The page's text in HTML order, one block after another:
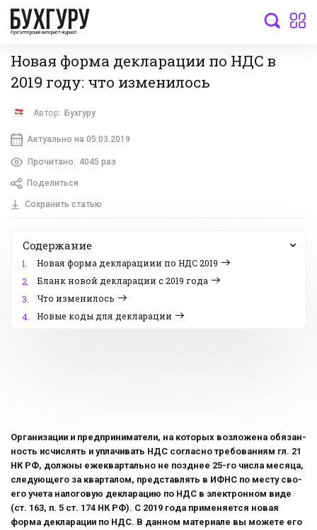
бухгалтерский интернет-журнал
Новая форма декларации по НДС в
2019 году: что изменилось
Автор: Бухгуру
Актуально на 05.03.2019
Прочитано: 4045 раз
Поделиться
Сохранить статью
Содержание
1.
Новая форма декларациии по НДС 2019
2.
Бланк новой декларации с 2019 года
3.
Что изменилось
4.
Новые коды для декларации
Ор­га­ни­за­ции и пред­при­ни­ма­те­ли, на ко­то­рых воз­ло­же­на обя­зан­
ность ис­чис­лять и упла­чи­вать НДС со­глас­но тре­бо­ва­ни­ям гл. 21
НК РФ, долж­ны еже­квар­таль­но не позд­нее 25-го числа ме­ся­ца,
сле­ду­ю­ще­го за квар­та­лом, пред­став­лять в ИФНС по месту сво­
е­го учета на­ло­го­вую де­кла­ра­цию по НДС в элек­трон­ном виде
(ст. 163, п. 5 ст. 174 НК РФ). С 2019 года применяется новая
форма декларации по НДС. В данном материале вы можете его